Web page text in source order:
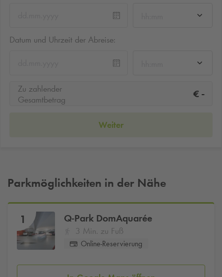
Datum und Uhrzeit der Abreise:
Zu zahlender
Gesamtbetrag
€ -
Weiter
Parkmöglichkeiten in der Nähe
1 Q-Park DomAquarée
3 Min. zu Fuß
Online-Reservierung